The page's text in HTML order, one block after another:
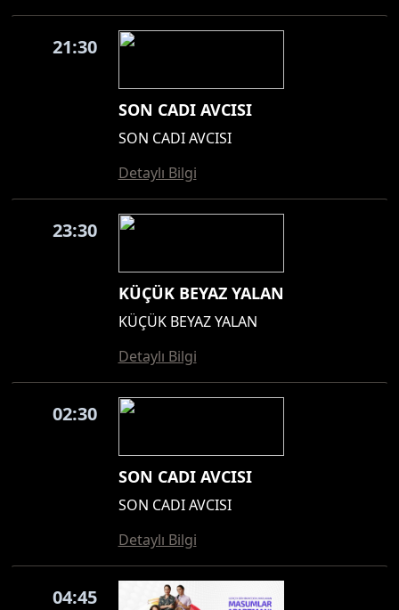
21:30
SON CADI AVCISI
SON CADI AVCISI
Detaylı Bilgi
23:30
KÜÇÜK BEYAZ YALAN
KÜÇÜK BEYAZ YALAN
Detaylı Bilgi
02:30
SON CADI AVCISI
SON CADI AVCISI
Detaylı Bilgi
04:45